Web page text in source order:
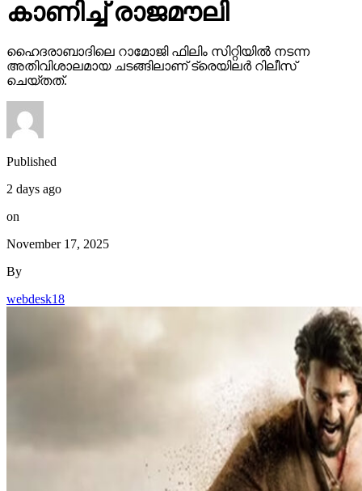
കാണിച്ച് രാജമൗലി
ഹൈദരാബാദിലെ റാമോജി ഫിലിം സിറ്റിയില്‍ നടന്ന
അതിവിശാലമായ ചടങ്ങിലാണ് ട്രെയിലര്‍ റിലീസ്
ചെയ്തത്.
Published
2 days ago
on
November 17, 2025
By
webdesk18